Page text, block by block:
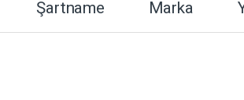
Şartname Marka